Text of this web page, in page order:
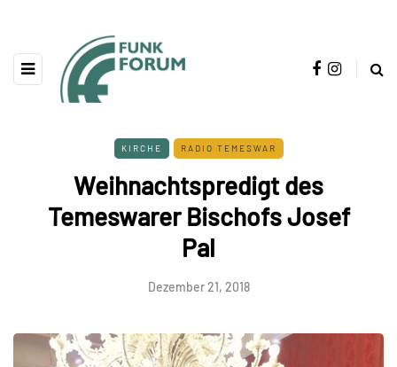
KIRCHE RADIO TEMESWAR
Weihnachtspredigt des
Temeswarer Bischofs Josef
Pal
Dezember 21, 2018